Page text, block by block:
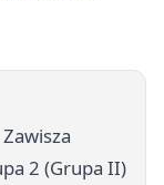
2 (Grupa II)